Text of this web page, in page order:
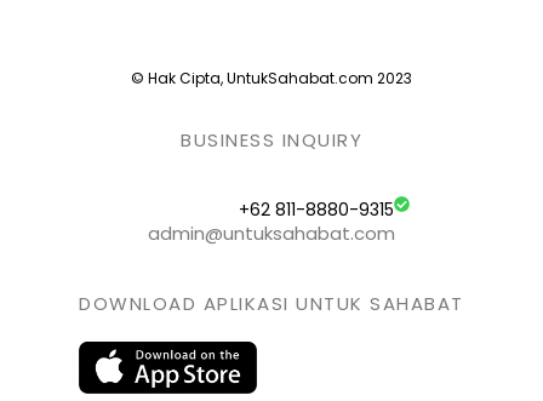
© Hak Cipta, UntukSahabat.com 2023
BUSINESS INQUIRY
+62 811-8880-9315
admin@untuksahabat.com
DOWNLOAD APLIKASI UNTUK SAHABAT